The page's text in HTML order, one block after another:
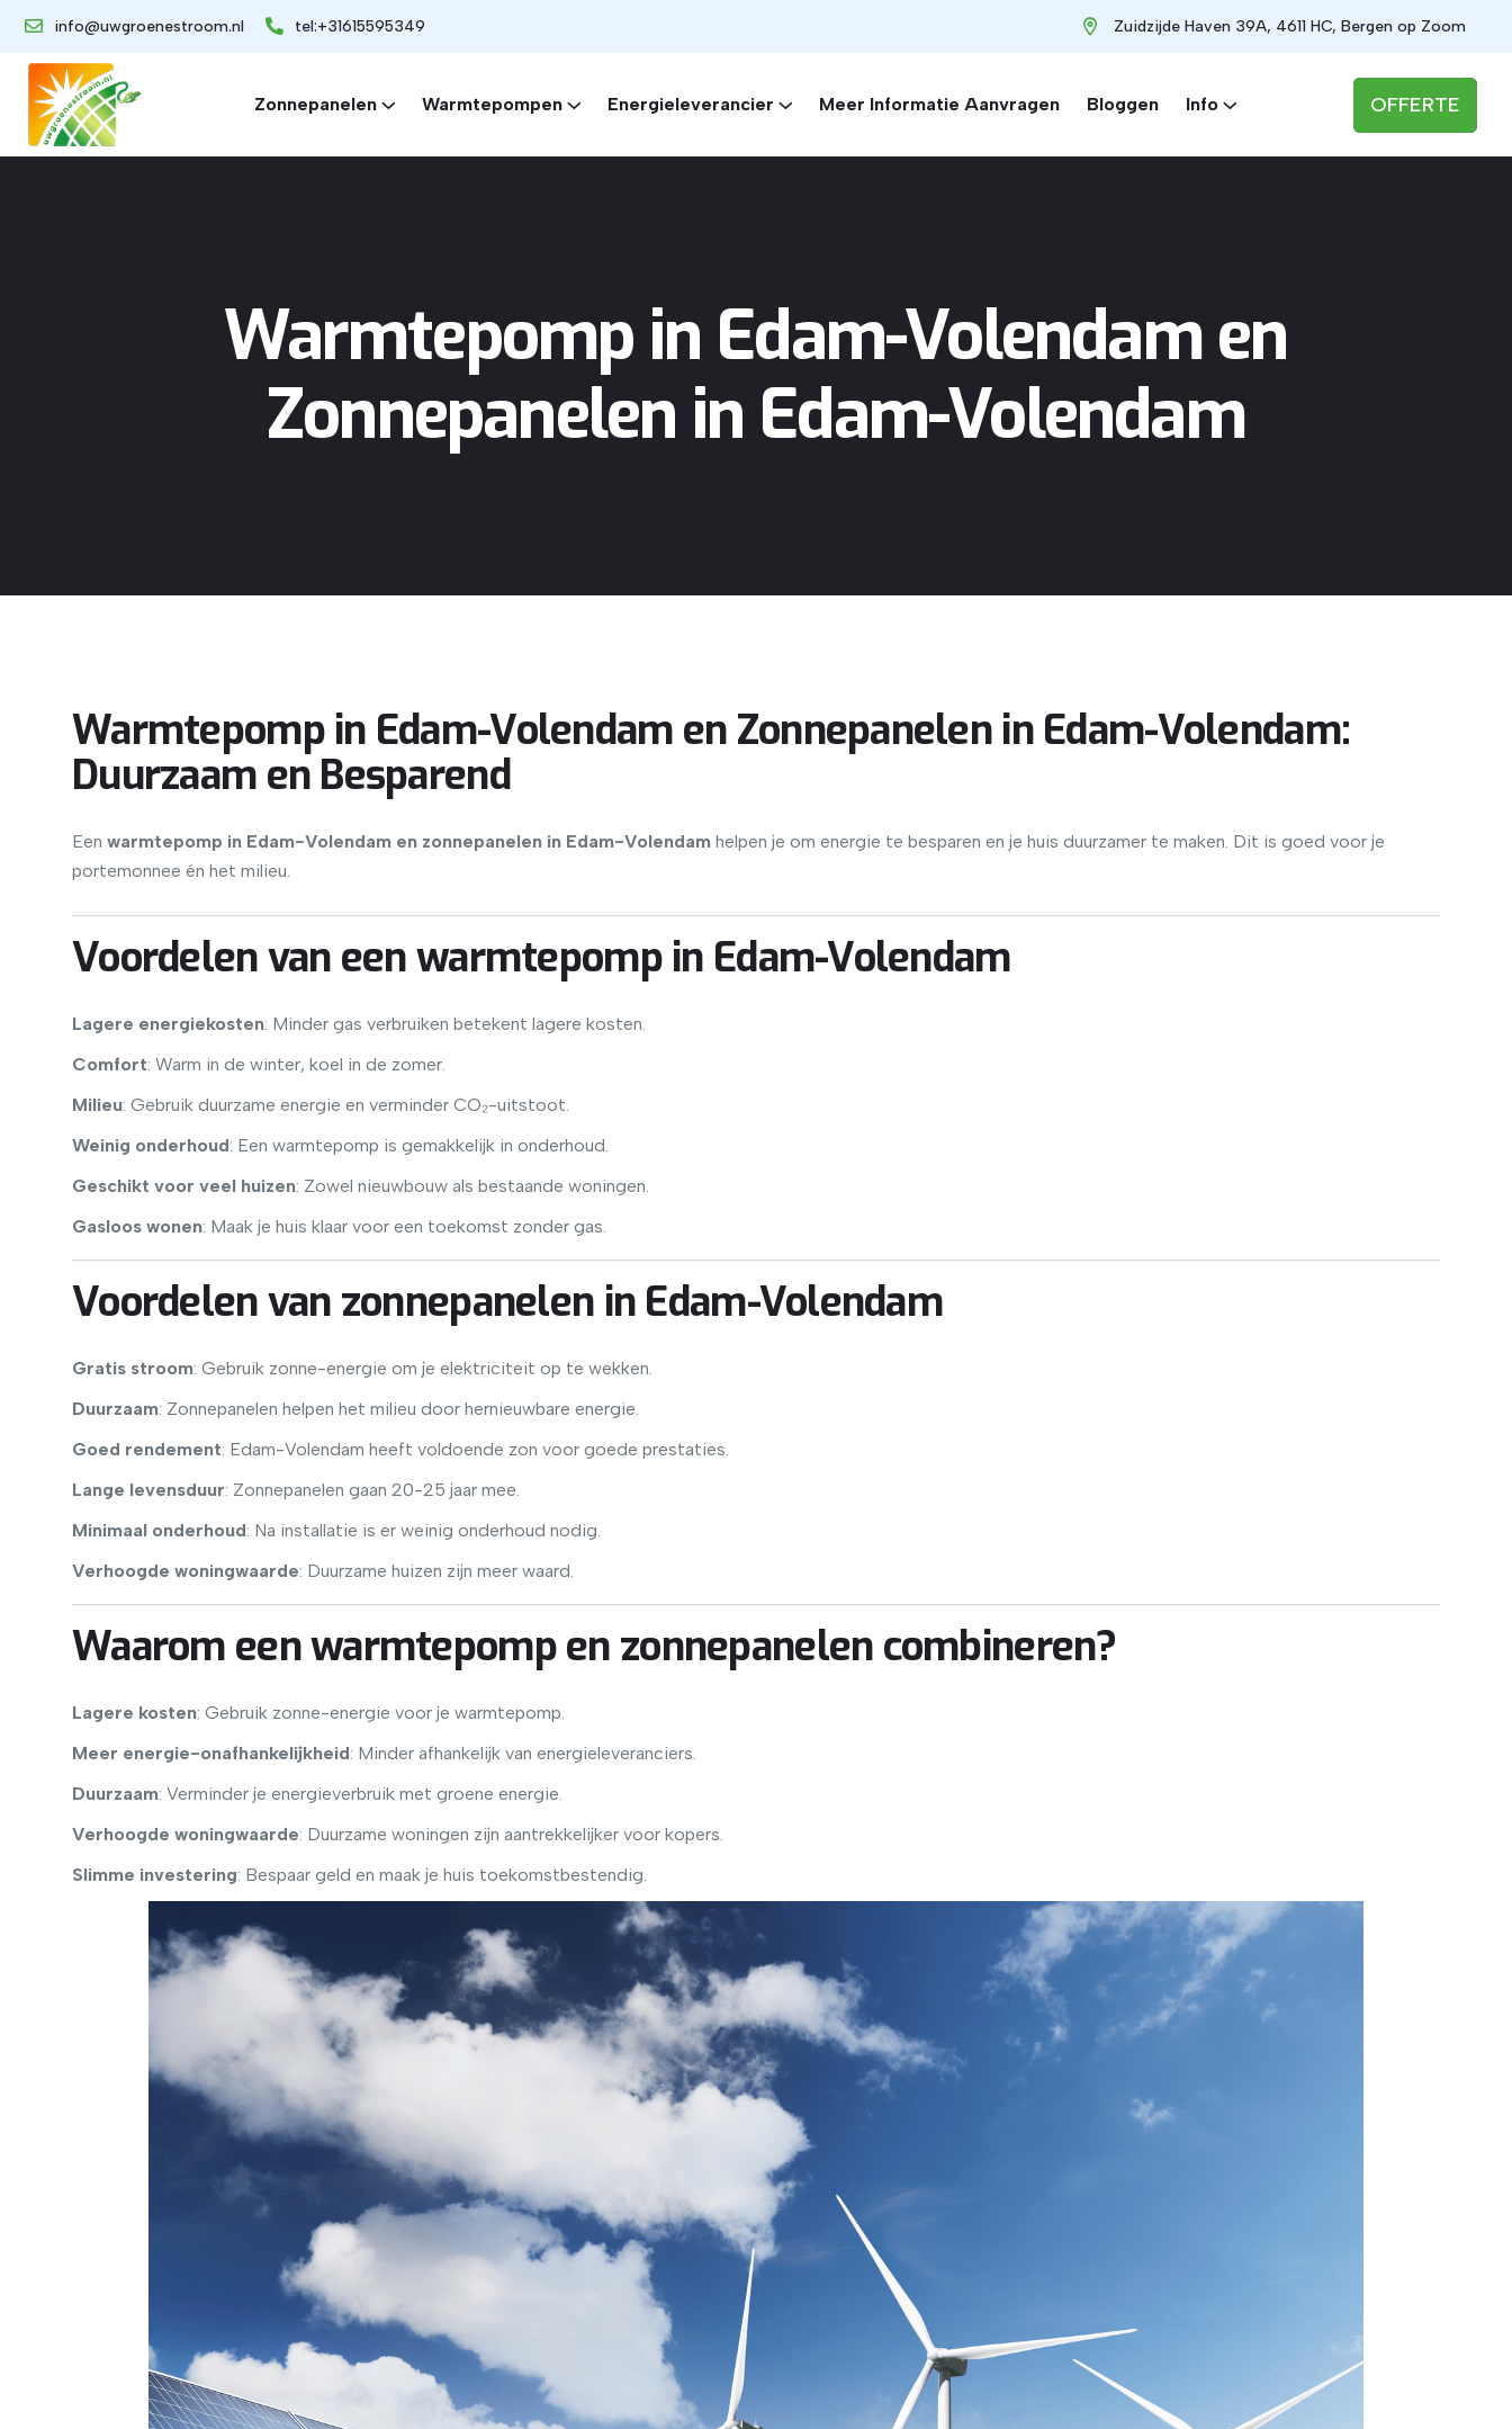
info@uwgroenestroom.nl tel:+31615595349 Zuidzijde Haven 39A, 4611 HC, Bergen op Zoom
Zonnepanelen Warmtepompen Energieleverancier Meer Informatie Aanvragen Bloggen Info OFFERTE
Warmtepomp in Edam-Volendam en
Zonnepanelen in Edam-Volendam
Warmtepomp in Edam-Volendam en Zonnepanelen in Edam-Volendam:
Duurzaam en Besparend
Een warmtepomp in Edam-Volendam en zonnepanelen in Edam-Volendam helpen je om energie te besparen en je huis duurzamer te maken. Dit is goed voor je
portemonnee én het milieu.
Voordelen van een warmtepomp in Edam-Volendam
Lagere energiekosten: Minder gas verbruiken betekent lagere kosten.
Comfort: Warm in de winter, koel in de zomer.
Milieu: Gebruik duurzame energie en verminder CO₂-uitstoot.
Weinig onderhoud: Een warmtepomp is gemakkelijk in onderhoud.
Geschikt voor veel huizen: Zowel nieuwbouw als bestaande woningen.
Gasloos wonen: Maak je huis klaar voor een toekomst zonder gas.
Voordelen van zonnepanelen in Edam-Volendam
Gratis stroom: Gebruik zonne-energie om je elektriciteit op te wekken.
Duurzaam: Zonnepanelen helpen het milieu door hernieuwbare energie.
Goed rendement: Edam-Volendam heeft voldoende zon voor goede prestaties.
Lange levensduur: Zonnepanelen gaan 20-25 jaar mee.
Minimaal onderhoud: Na installatie is er weinig onderhoud nodig.
Verhoogde woningwaarde: Duurzame huizen zijn meer waard.
Waarom een warmtepomp en zonnepanelen combineren?
Lagere kosten: Gebruik zonne-energie voor je warmtepomp.
Meer energie-onafhankelijkheid: Minder afhankelijk van energieleveranciers.
Duurzaam: Verminder je energieverbruik met groene energie.
Verhoogde woningwaarde: Duurzame woningen zijn aantrekkelijker voor kopers.
Slimme investering: Bespaar geld en maak je huis toekomstbestendig.